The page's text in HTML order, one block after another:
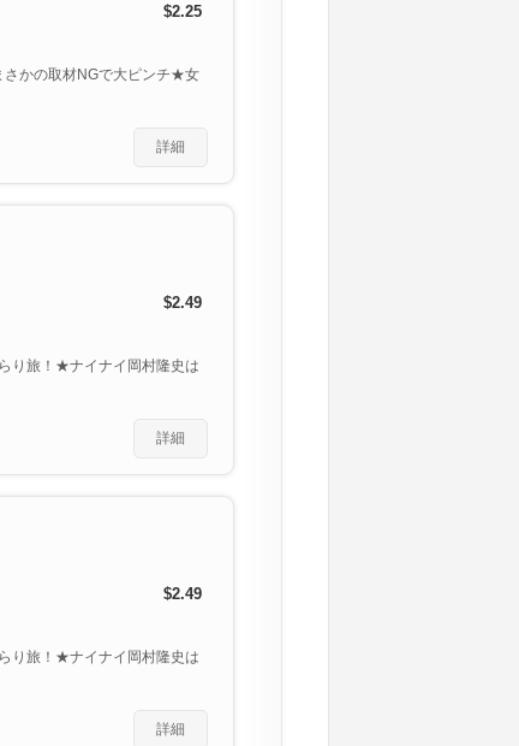
$2.25
さかの取材NGで大ピンチ★女
詳細
$2.49
り旅！★ナイナイ岡村隆史は
詳細
$2.49
り旅！★ナイナイ岡村隆史は
詳細